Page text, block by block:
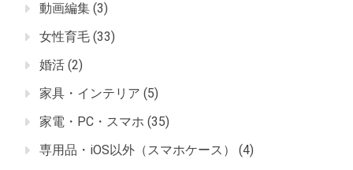
動画編集 (3)
女性育毛 (33)
婚活 (2)
家具・インテリア (5)
家電・PC・スマホ (35)
専用品・iOS以外（スマホケース）
(4)